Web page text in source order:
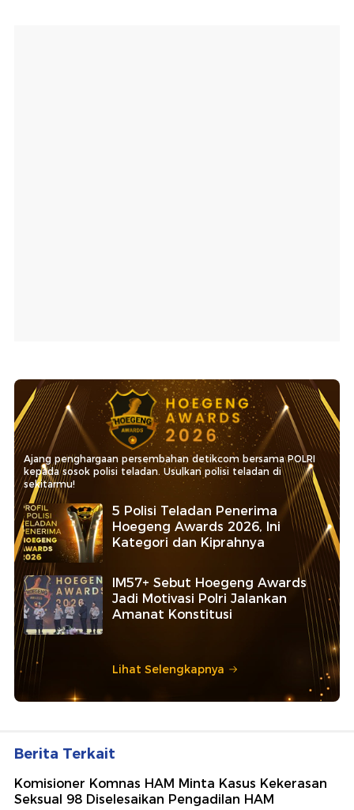
Ajang penghargaan persembahan detikcom bersama POLRI
kepada sosok polisi teladan. Usulkan polisi teladan di
sekitarmu!
5 Polisi Teladan Penerima
Hoegeng Awards 2026, Ini
Kategori dan Kiprahnya
IM57+ Sebut Hoegeng Awards
Jadi Motivasi Polri Jalankan
Amanat Konstitusi
Lihat Selengkapnya
Berita Terkait
Komisioner Komnas HAM Minta Kasus Kekerasan
Seksual 98 Diselesaikan Pengadilan HAM